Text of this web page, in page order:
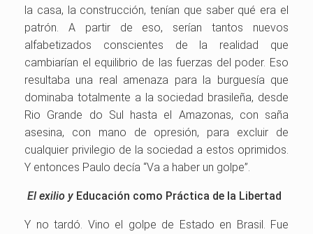
la casa, la construcción, tenían que saber qué era el
patrón. A partir de eso, serían tantos nuevos
alfabetizados conscientes de la realidad que
cambiarían el equilibrio de las fuerzas del poder. Eso
resultaba una real amenaza para la burguesía que
dominaba totalmente a la sociedad brasileña, desde
Rio Grande do Sul hasta el Amazonas, con saña
asesina, con mano de opresión, para excluir de
cualquier privilegio de la sociedad a estos oprimidos.
Y entonces Paulo decía “Va a haber un golpe”.
El exilio y Educación como Práctica de la Libertad
Y no tardó. Vino el golpe de Estado en Brasil. Fue